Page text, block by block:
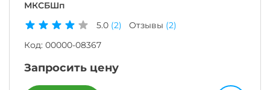
МКСБШп
5.0 (2) Отзывы (2)
Код: 00000-08367
Запросить цену